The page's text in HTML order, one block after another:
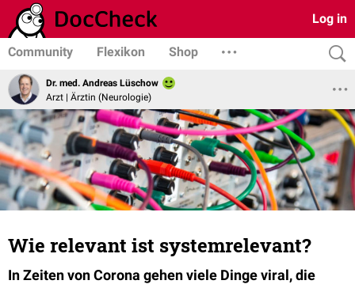
Log in
Community Flexikon Shop
Dr. med. Andreas Lüschow
Arzt | Ärztin (Neurologie)
Wie relevant ist systemrelevant?
In Zeiten von Corona gehen viele Dinge viral, die